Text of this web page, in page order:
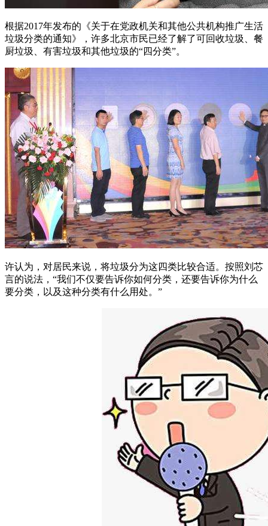
根据2017年发布的《关于在党政机关和其他公共机构推广生活
垃圾分类的通知》，许多北京市民已经了解了可回收垃圾、餐
厨垃圾、有害垃圾和其他垃圾的“四分类”。
许认为，对居民来说，将垃圾分为这四类比较合适。按照刘芯
言的说法，“我们不仅要告诉你如何分类，还要告诉你为什么
要分类，以及这种分类有什么用处。”